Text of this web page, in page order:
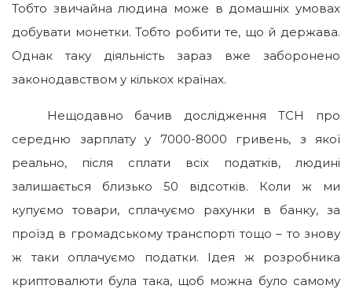
Тобто звичайна людина може в домашніх умовах
добувати монетки. Тобто робити те, що й держава.
Однак таку діяльність зараз вже заборонено
законодавством у кількох країнах.
Нещодавно бачив дослідження ТСН про
середню зарплату у 7000-8000 гривень, з якої
реально, після сплати всіх податків, людині
залишається близько 50 відсотків. Коли ж ми
купуємо товари, сплачуємо рахунки в банку, за
проїзд в громадському транспорті тощо – то знову
ж таки оплачуємо податки. Ідея ж розробника
криптовалюти була така, щоб можна було самому